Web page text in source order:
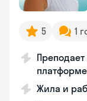
5 1
платформе
Жила и